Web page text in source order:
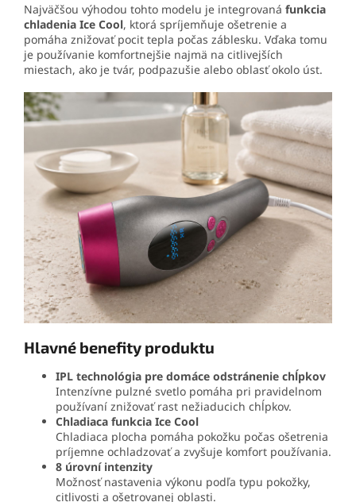
Najväčšou výhodou tohto modelu je integrovaná funkcia
chladenia Ice Cool, ktorá spríjemňuje ošetrenie a
pomáha znižovať pocit tepla počas záblesku. Vďaka tomu
je používanie komfortnejšie najmä na citlivejších
miestach, ako je tvár, podpazušie alebo oblasť okolo úst.
Hlavné benefity produktu
IPL technológia pre domáce odstránenie chĺpkov
Intenzívne pulzné svetlo pomáha pri pravidelnom
používaní znižovať rast nežiaducich chĺpkov.
Chladiaca funkcia Ice Cool
Chladiaca plocha pomáha pokožku počas ošetrenia
príjemne ochladzovať a zvyšuje komfort používania.
8 úrovní intenzity
Možnosť nastavenia výkonu podľa typu pokožky,
citlivosti a ošetrovanej oblasti.